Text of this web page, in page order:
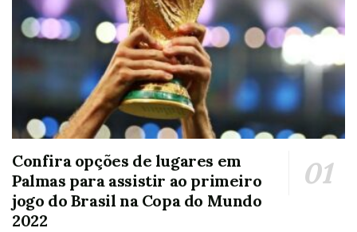
Confira opções de lugares em
Palmas para assistir ao primeiro
jogo do Brasil na Copa do Mundo
2022